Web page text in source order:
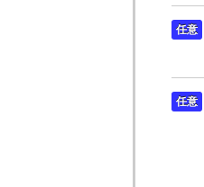
任意
任意